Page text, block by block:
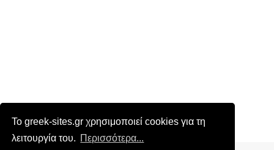
Το greek-sites.gr χρησιμοποιεί cookies για τη
λειτουργία του. Περισσότερα...